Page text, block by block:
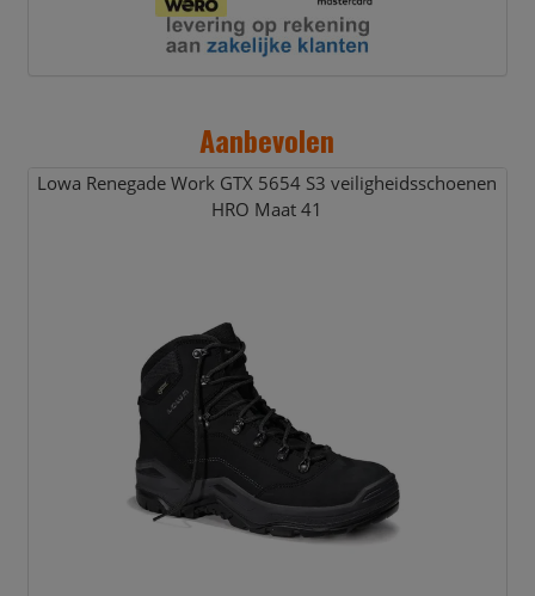
Aanbevolen
Lowa Renegade Work GTX 5654 S3 veiligheidsschoenen
HRO Maat 41